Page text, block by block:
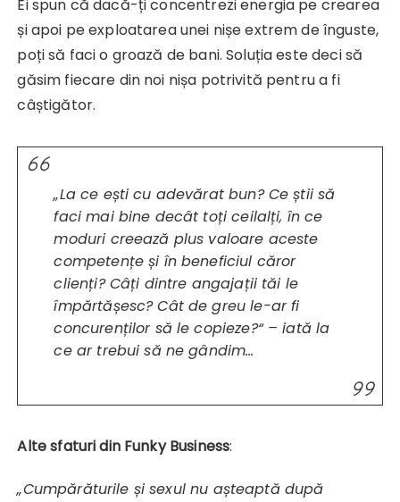
Ei spun că dacă-ți concentrezi energia pe crearea
și apoi pe exploatarea unei nișe extrem de înguste,
poți să faci o groază de bani. Soluția este deci să
găsim fiecare din noi nișa potrivită pentru a fi
câștigător.
„La ce ești cu adevărat bun? Ce știi să
faci mai bine decât toți ceilalți, în ce
moduri creează plus valoare aceste
competențe și în beneficiul căror
clienți? Câți dintre angajații tăi le
împărtășesc? Cât de greu le-ar fi
concurenților să le copieze?“– iată la
ce ar trebui să ne gândim…
Alte sfaturi din Funky Business:
„Cumpărăturile și sexul nu așteaptă după